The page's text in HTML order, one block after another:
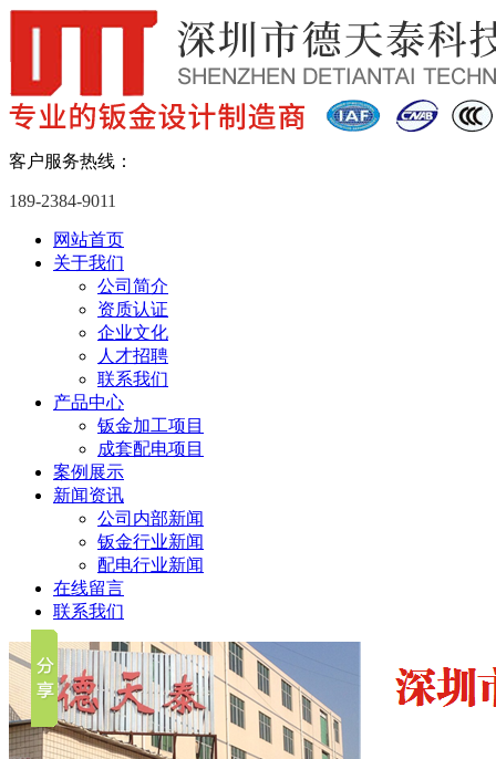
客户服务热线：
189-2384-9011
网站首页
关于我们
公司简介
资质认证
企业文化
人才招聘
联系我们
产品中心
钣金加工项目
成套配电项目
案例展示
新闻资讯
公司内部新闻
钣金行业新闻
配电行业新闻
在线留言
联系我们